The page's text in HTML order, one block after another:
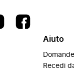
Aiuto
Recedi